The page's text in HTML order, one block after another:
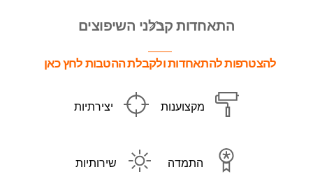
Back
To
התאחדות קבלני השיפוצים
להצטרפות להתאחדות ולקבלת ההטבות לחץ כאן
מקצוענות יצירתיות
התמדה שירותיות